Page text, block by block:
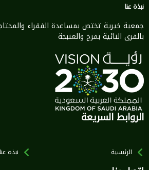
نبذة عنا
جمعية خيرية تختص بمساعدة الفقراء
بالقرى النائية بمرخ والعنبجة
الروابط السريعة
الرئيسية نبذة عنا